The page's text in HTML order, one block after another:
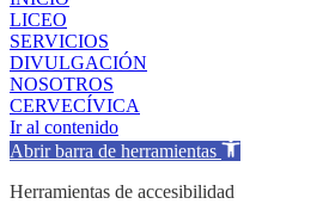
LICEO
SERVICIOS
DIVULGACIÓN
NOSOTROS
CERVECÍVICA
Ir al contenido
Abrir barra de herramientas
Herramientas de accesibilidad